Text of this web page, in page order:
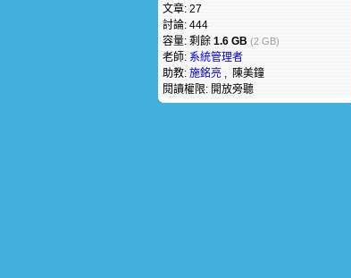
文章: 27
討論: 444
容量: 剩餘 1.6 GB (2 GB)
老師: 系統管理者
助教: 施銘亮 , 陳美鐘
閱讀權限: 開放旁聽